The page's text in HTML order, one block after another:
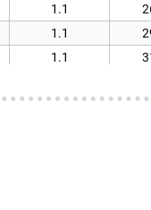
1.5
1
1.5
1.1
1.1
1.1
1.5